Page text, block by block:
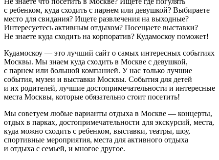
с ребенком, куда сходить с парнем или девушкой? Выбираете
место для свидания? Ищете развлечения на выходные?
Интересуетесь активным отдыхом? Посещаете выставки?
Не знаете куда сходить на корпоратив? Кудамоскоу поможет!
Кудамоскоу — это лучший сайт о самых интересных событиях
Москвы. Мы знаем куда сходить в Москве с девушкой,
с парнем или большой компанией. У нас только лучшие
события, музеи и выставки Москвы. События для детей
и их родителей, лучшие достопримечательности и интересные
места Москвы, которые обязательно стоит посетить!
Мы советуем любые варианты отдыха в Москве — концерты,
отдых в парках, достопримечательности для экскурсий, места,
куда можно сходить с ребенком, выставки, театры, шоу,
спортивные мероприятия, места для активного отдыха
и отдыха с семьей, и многое другое.